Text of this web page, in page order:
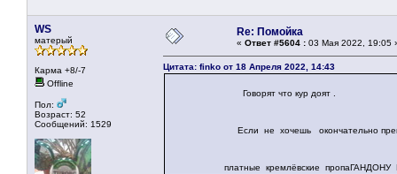
WS
матерый
Карма +8/-7
Offline
Пол:
Возраст: 52
Сообщений: 1529
Re: Помойка
« Ответ #5604 : 03 Мая 2022, 19:05
Цитата: finko от 18 Апреля 2022, 14:43
Говорят что кур доят .
Если не хочешь окончательно
платные кремлёвские пропаГАНДОНУ